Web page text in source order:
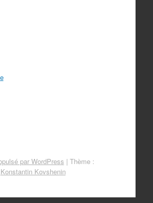
par WordPress | Thème :
Konstantin Kovshenin